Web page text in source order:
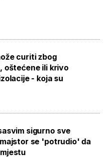
curiti zbog
oštećene ili krivo
- koja su
sigurno sve
se 'potrudio' da